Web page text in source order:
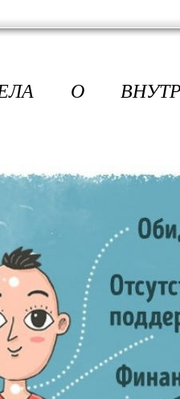
О